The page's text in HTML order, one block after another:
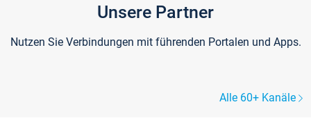
Unsere Partner
Nutzen Sie Verbindungen mit führenden Portalen und Apps.
Alle 60+ Kanäle